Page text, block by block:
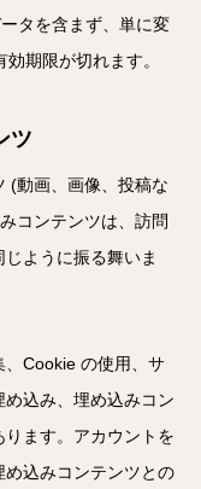
タを含まず、単に変
期限が切れます。
ツ
(動画、画像、投稿な
コンテンツは、訪問
ように振る舞いま
、Cookie の使用、サ
込み、埋め込みコン
ます。アカウントを
込みコンテンツとの